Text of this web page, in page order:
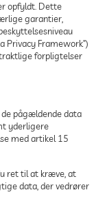
opfyldt. Dette
garantier,
Privacy Framework”)
forpligtelser
pågældende data
yderligere
med artikel 15
ret til at kræve, at
data, der vedrører